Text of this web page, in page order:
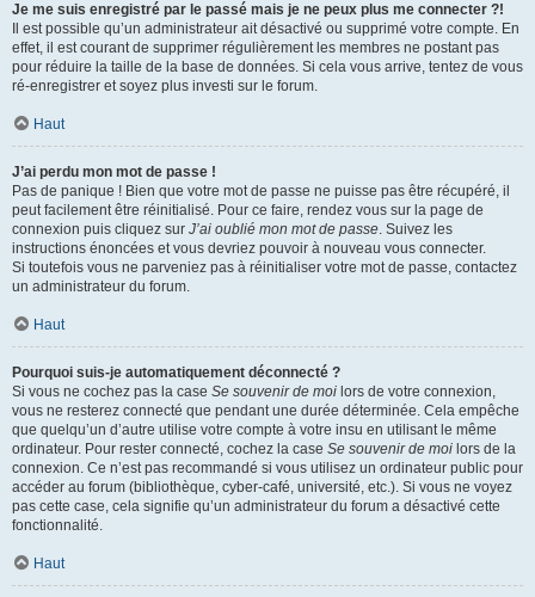
Je me suis enregistré par le passé mais je ne peux plus me connecter ?!
Il est possible qu’un administrateur ait désactivé ou supprimé votre compte. En
effet, il est courant de supprimer régulièrement les membres ne postant pas
pour réduire la taille de la base de données. Si cela vous arrive, tentez de vous
ré-enregistrer et soyez plus investi sur le forum.
Haut
J’ai perdu mon mot de passe !
Pas de panique ! Bien que votre mot de passe ne puisse pas être récupéré, il
peut facilement être réinitialisé. Pour ce faire, rendez vous sur la page de
connexion puis cliquez sur J’ai oublié mon mot de passe. Suivez les
instructions énoncées et vous devriez pouvoir à nouveau vous connecter.
Si toutefois vous ne parveniez pas à réinitialiser votre mot de passe, contactez
un administrateur du forum.
Haut
Pourquoi suis-je automatiquement déconnecté ?
Si vous ne cochez pas la case Se souvenir de moi lors de votre connexion,
vous ne resterez connecté que pendant une durée déterminée. Cela empêche
que quelqu’un d’autre utilise votre compte à votre insu en utilisant le même
ordinateur. Pour rester connecté, cochez la case Se souvenir de moi lors de la
connexion. Ce n’est pas recommandé si vous utilisez un ordinateur public pour
accéder au forum (bibliothèque, cyber-café, université, etc.). Si vous ne voyez
pas cette case, cela signifie qu’un administrateur du forum a désactivé cette
fonctionnalité.
Haut